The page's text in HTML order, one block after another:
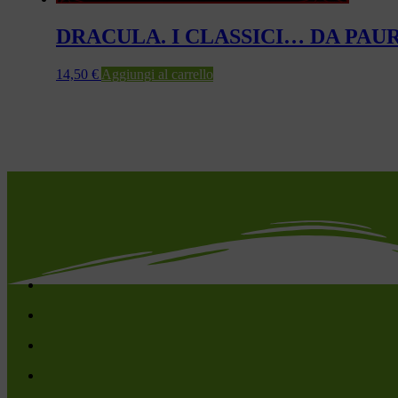
DRACULA. I CLASSICI… DA
14,50 € Aggiungi al carrello